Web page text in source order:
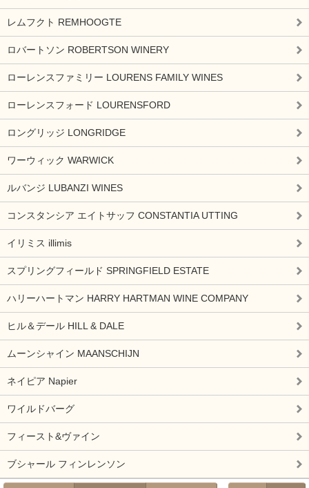
レムフクト REMHOOGTE
ロバートソン ROBERTSON WINERY
ローレンスファミリー LOURENS FAMILY WINES
ローレンスフォード LOURENSFORD
ロングリッジ LONGRIDGE
ワーウィック WARWICK
ルバンジ LUBANZI WINES
コンスタンシア エイトサッフ CONSTANTIA UTTING
イリミス illimis
スプリングフィールド SPRINGFIELD ESTATE
ハリーハートマン HARRY HARTMAN WINE COMPANY
ヒル＆デール HILL & DALE
ムーンシャイン MAANSCHIJN
ネイピア Napier
ワイルドバーグ
フィースト&ヴァイン
ブシャール フィンレンソン